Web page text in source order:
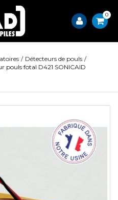
0
/ Détecteurs de pouls /
pouls fotal D421 SONICAID